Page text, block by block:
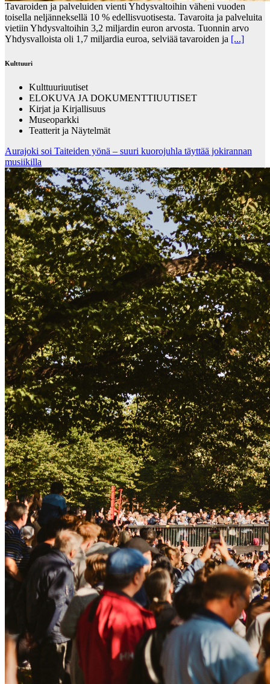
Tavaroiden ja palveluiden vienti Yhdysvaltoihin väheni vuoden
toisella neljänneksellä 10 % edellisvuotisesta. Tavaroita ja palveluita
vietiin Yhdysvaltoihin 3,2 miljardin euron arvosta. Tuonnin arvo
Yhdysvalloista oli 1,7 miljardia euroa, selviää tavaroiden ja [...]
Kulttuuri
Kulttuuriuutiset
ELOKUVA JA DOKUMENTTIUUTISET
Kirjat ja Kirjallisuus
Museoparkki
Teatterit ja Näytelmät
Aurajoki soi Taiteiden yönä – suuri kuorojuhla täyttää jokirannan
musiikilla